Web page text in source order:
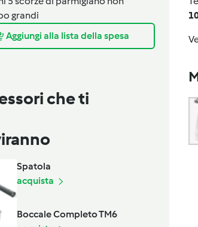
grandi
Aggiungi alla lista della spesa
che ti
Spatola
acquista
Boccale Completo TM6